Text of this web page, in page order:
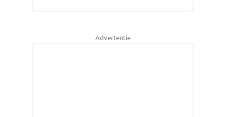
Advertentie